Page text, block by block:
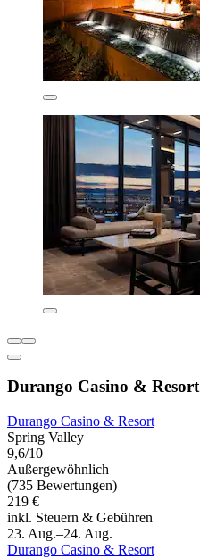
Durango Casino & Resort
Durango Casino & Resort
Spring Valley
9,6/10
Außergewöhnlich
(735 Bewertungen)
219 €
inkl. Steuern & Gebühren
23. Aug.–24. Aug.
Durango Casino & Resort